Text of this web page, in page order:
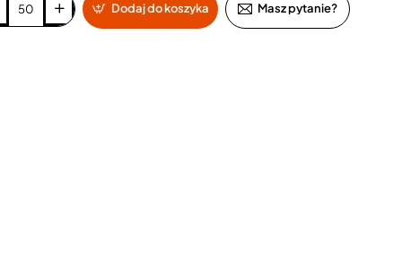
Dodaj do koszyka Masz pytanie?